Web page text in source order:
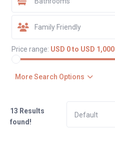
Price range: USD 0 to USD 1,000
More Search Options
13 Results
found!
Default